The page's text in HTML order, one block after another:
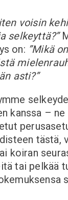
voisin
selkeyttä?”
on: ”Mikä
asti?”
kanssa –
tästä,
koiran
tai pelkää